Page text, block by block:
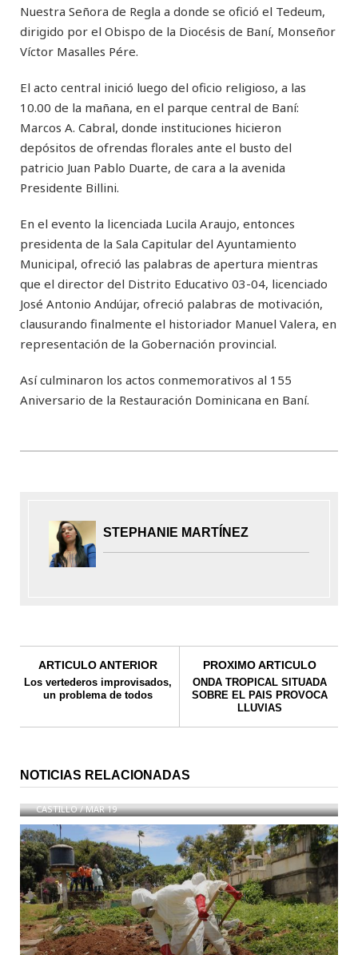
Nuestra Señora de Regla a donde se ofició el Tedeum,
dirigido por el Obispo de la Diocésis de Baní, Monseñor
Víctor Masalles Pére.
El acto central inició luego del oficio religioso, a las
10.00 de la mañana, en el parque central de Baní:
Marcos A. Cabral, donde instituciones hicieron
depósitos de ofrendas florales ante el busto del
patricio Juan Pablo Duarte, de cara a la avenida
Presidente Billini.
En el evento la licenciada Lucila Araujo, entonces
presidenta de la Sala Capitular del Ayuntamiento
Municipal, ofreció las palabras de apertura mientras
que el director del Distrito Educativo 03-04, licenciado
José Antonio Andújar, ofreció palabras de motivación,
clausurando finalmente el historiador Manuel Valera, en
representación de la Gobernación provincial.
Así culminaron los actos conmemorativos al 155
Aniversario de la Restauración Dominicana en Baní.
STEPHANIE MARTÍNEZ
ARTICULO ANTERIOR
Los vertederos improvisados,
un problema de todos
PROXIMO ARTICULO
ONDA TROPICAL SITUADA
SOBRE EL PAIS PROVOCA
LLUVIAS
NOTICIAS RELACIONADAS
Leonel Fernandez
CASTILLO/MAR 19